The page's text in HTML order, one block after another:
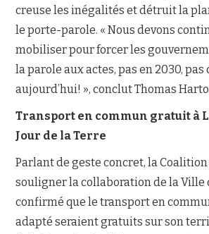
creuse les inégalités et détruit la
le porte-parole. « Nous devons
mobiliser pour forcer les
la parole aux actes, pas en 2030, pas
aujourd’hui! », conclut Thomas
Transport en commun gratuit à
Jour de la Terre
Parlant de geste concret, la
souligner la collaboration de la Ville
confirmé que le transport en
adapté seraient gratuits sur son